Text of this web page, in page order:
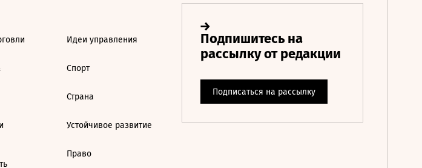
Идеи управления
Спорт
Страна
Устойчивое развитие
Право